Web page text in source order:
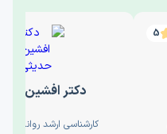
5
دکتر افشین
کارشناسی ارشد